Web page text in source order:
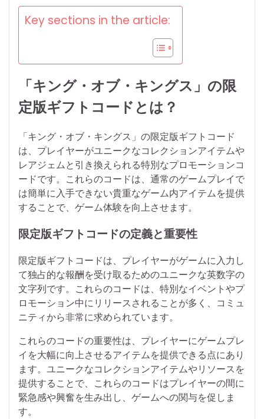
Key sections in the article:
「キング・オブ・キングス」の限
定版ギフトコードとは？
「キング・オブ・キングス」の限定版ギフトコード
は、プレイヤーがユニークなコレクションアイテムや
レアジェムと引き換えられる特別なプロモーションコ
ードです。これらのコードは、通常のゲームプレイで
は簡単に入手できない貴重なゲーム内アイテムを提供
することで、ゲーム体験を向上させます。
限定版ギフトコードの定義と重要性
限定版ギフトコードは、プレイヤーがゲームに入力し
て独占的な報酬を受け取るためのユニークな英数字の
文字列です。これらのコードは、特別なイベントやプ
ロモーション中にリリースされることが多く、コミュ
ニティから非常に求められています。
これらのコードの重要性は、プレイヤーにゲームプレ
イを大幅に向上させるアイテムを提供できる点にあり
ます。ユニークなコレクションアイテムやリソースを
提供することで、これらのコードはプレイヤーの間に
緊急感や興奮を生み出し、ゲームへの関与を促しま
す。